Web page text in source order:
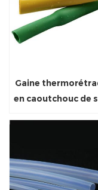
Gaine
en caoutchouc de